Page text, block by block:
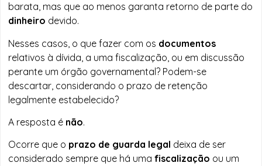
barata, mas que ao menos garanta retorno de parte do
dinheiro devido.
Nesses casos, o que fazer com os documentos
relativos à dívida, a uma fiscalização, ou em discussão
perante um órgão governamental? Podem-se
descartar, considerando o prazo de retenção
legalmente estabelecido?
A resposta é não.
Ocorre que o prazo de guarda legal deixa de ser
considerado sempre que há umafiscalização ou um